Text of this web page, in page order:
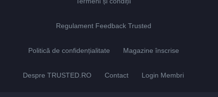
Regulament Feedback Trusted
Politică de confidențialitate Magazine înscrise
Despre TRUSTED.RO Contact Login Membri